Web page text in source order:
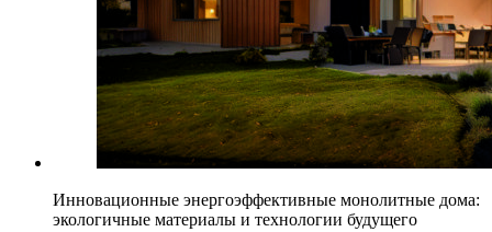
Инновационные энергоэффективные монолитные дома:
экологичные материалы и технологии будущего